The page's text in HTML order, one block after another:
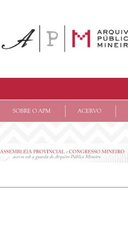
SOBRE O APM ACERVO